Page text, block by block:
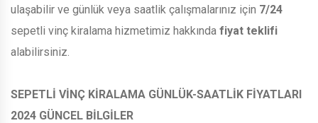
ulaşabilir ve günlük veya saatlik çalışmalarınız için 7/24
sepetli vinç kiralama hizmetimiz hakkında fiyat teklifi
alabilirsiniz.
SEPETLİ VİNÇ KİRALAMA GÜNLÜK-SAATLİK FİYATLARI
2024 GÜNCEL BİLGİLER